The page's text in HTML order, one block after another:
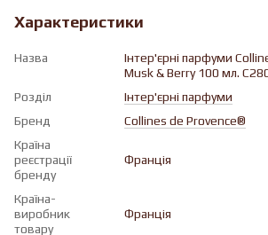
Характеристики
Назва
Інтер'єрні парфуми
Musk & Berry 100 мл.
Розділ
Iнтер'єрні парфуми
Бренд
Collines de Provence®
Країна
реєстрації
бренду
Франція
Країна-
виробник
товару
Франція